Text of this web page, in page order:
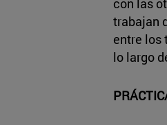
con las
trabajan
entre los
lo largo